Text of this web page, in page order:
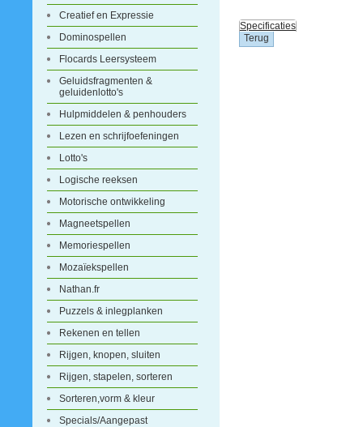
Creatief en Expressie
Dominospellen
Flocards Leersysteem
Geluidsfragmenten &
geluidenlotto's
Hulpmiddelen & penhouders
Lezen en schrijfoefeningen
Lotto's
Logische reeksen
Motorische ontwikkeling
Magneetspellen
Memoriespellen
Mozaïekspellen
Nathan.fr
Puzzels & inlegplanken
Rekenen en tellen
Rijgen, knopen, sluiten
Rijgen, stapelen, sorteren
Sorteren,vorm & kleur
Specials/Aangepast
Specificaties